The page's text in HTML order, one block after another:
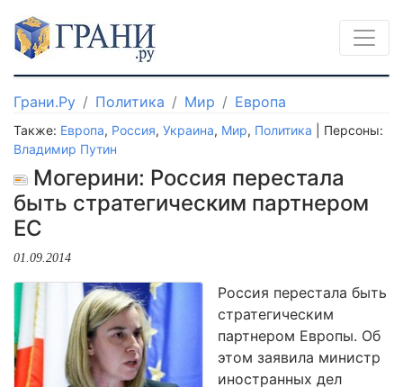
Грани.Ру Политика Мир Европа
Также: Европа, Россия, Украина, Мир, Политика | Персоны:
Владимир Путин
Могерини: Россия перестала
быть стратегическим партнером
ЕС
01.09.2014
Россия перестала быть
стратегическим
партнером Европы. Об
этом заявила министр
иностранных дел